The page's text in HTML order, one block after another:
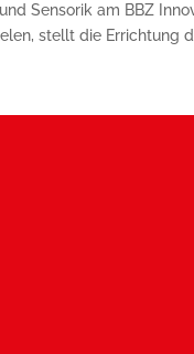
Sensorik am BBZ
stellt die Errichtung